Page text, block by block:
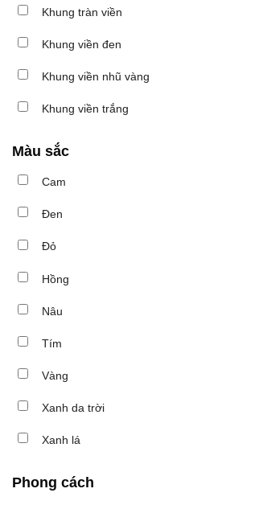
Khung tràn viền
Khung viền đen
Khung viền nhũ vàng
Khung viền trắng
Màu sắc
Cam
Đen
Đỏ
Hồng
Nâu
Tím
Vàng
Xanh da trời
Xanh lá
Phong cách